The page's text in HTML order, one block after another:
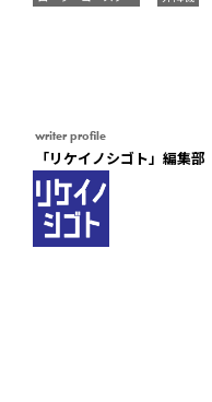
writer profile
「リケイノシゴト」編集部